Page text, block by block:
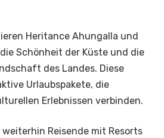
Heritance Ahungalla und
Schönheit der Küste und die
des Landes. Diese
Urlaubspakete, die
Erlebnissen verbinden.
Reisende mit Resorts